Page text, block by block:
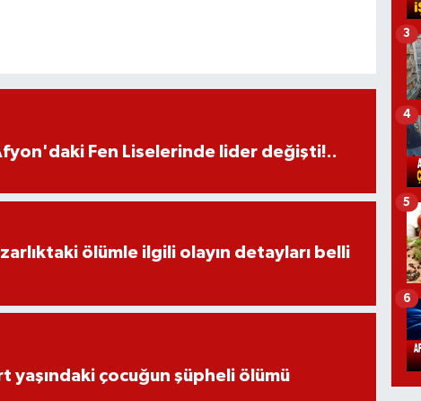
Fen Liselerinde lider değişti!..
ölümle ilgili olayın detayları belli
yaşındaki çocuğun şüpheli ölümü
3
4
5
6